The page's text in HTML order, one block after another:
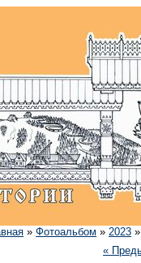
»Фотоальбом »2023
«